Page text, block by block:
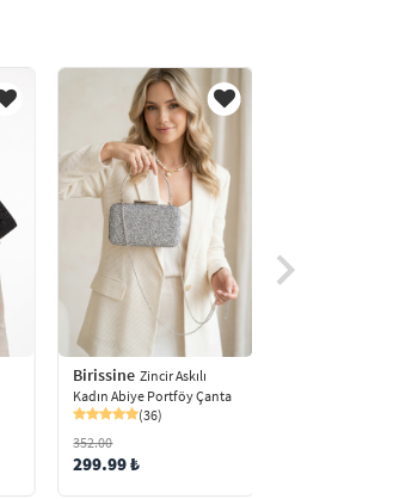
Birissine Zincir Askılı
Kadın Abiye Portföy Çanta
(36)
352.00
299.99 ₺